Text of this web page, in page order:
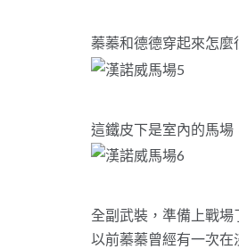
蓁蓁和德德穿起來怎
這鐵皮下是室內的馬
全副武裝，準備上戰
以前蓁蓁曾經有一次